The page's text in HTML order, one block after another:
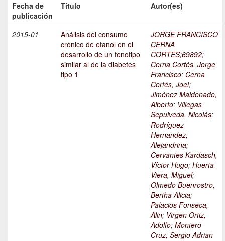
Fecha de
publicación
Título Autor(es)
2015-01
Análisis del consumo
crónico de etanol en el
desarrollo de un fenotipo
similar al de la diabetes
tipo 1
JORGE FRANCISCO
CERNA
CORTES;69892;
Cerna Cortés, Jorge
Francisco; Cerna
Cortés, Joel;
Jiménez Maldonado,
Alberto; Villegas
Sepulveda, Nicolás;
Rodríguez
Hernandez,
Alejandrina;
Cervantes Kardasch,
Víctor Hugo; Huerta
Viera, Miguel;
Olmedo Buenrostro,
Bertha Alicia;
Palacios Fonseca,
Alin; Virgen Ortiz,
Adolfo; Montero
Cruz, Sergio Adrian